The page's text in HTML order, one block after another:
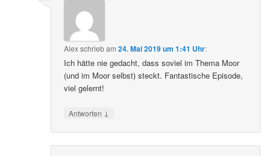
Alexschriebam24. Mai 2019 um 1:41 Uhr:
Ich hätte nie gedacht, dass soviel im Thema Moor
(und im Moor selbst) steckt. Fantastische Episode,
viel gelernt!
Antworten ↓